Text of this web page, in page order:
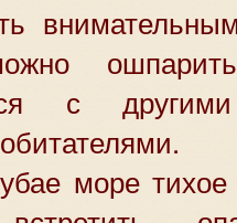
с
море тихое